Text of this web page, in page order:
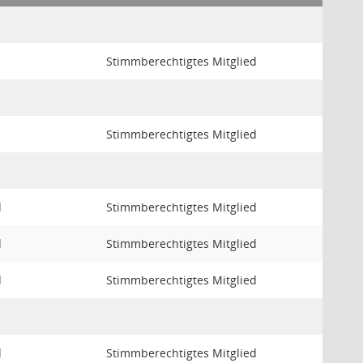
Stimmberechtigtes Mitglied
Stimmberechtigtes Mitglied
Stimmberechtigtes Mitglied
Stimmberechtigtes Mitglied
Stimmberechtigtes Mitglied
Stimmberechtigtes Mitglied